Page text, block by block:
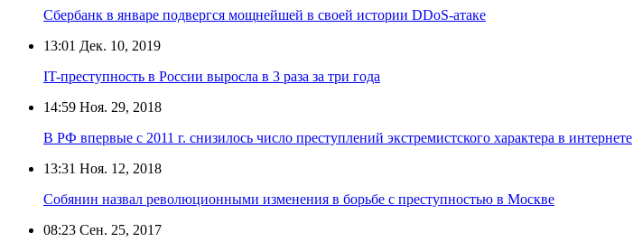
Сбербанк в январе подвергся мощнейшей в своей истории DDoS-атаке
13:01 Дек. 10, 2019
IT-преступность в России выросла в 3 раза за три года
14:59 Ноя. 29, 2018
В РФ впервые с 2011 г. снизилось число преступлений экстремистского характера в интернете
13:31 Ноя. 12, 2018
Собянин назвал революционными изменения в борьбе с преступностью в Москве
08:23 Сен. 25, 2017